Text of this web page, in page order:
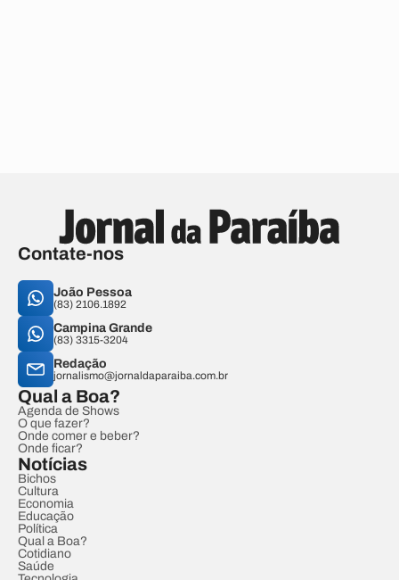
Contate-nos
João Pessoa
(83) 2106.1892
Campina Grande
(83) 3315-3204
Redação
jornalismo@jornaldaparaiba.com.br
Qual a Boa?
Agenda de Shows
O que fazer?
Onde comer e beber?
Onde ficar?
Notícias
Bichos
Cultura
Economia
Educação
Política
Qual a Boa?
Cotidiano
Saúde